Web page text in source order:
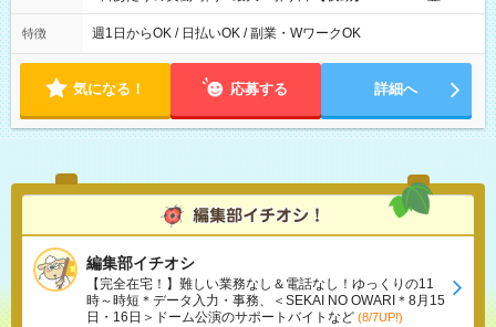
00 ※週1日～OK ／ 夜勤専従 ＊＊ 勤務時間例 ＊＊ ■22時か
ら翌7時 ■23時から翌8時 ■24時から翌9時 など ※上記の時間
ます。 ※曜日固定（毎週同じ曜日での勤務となります）
特徴 週1日からOK / 日払いOK / 副業・WワークOK
気になる！ 応募する 詳細へ
編集部イチオシ
【完全在宅！】難しい業務なし＆電話なし！ゆっくりの11
時～時短＊データ入力・事務、＜SEKAI NO OWARI＊8月15
日・16日＞ドーム公演のサポートバイトなど (8/7UP!)